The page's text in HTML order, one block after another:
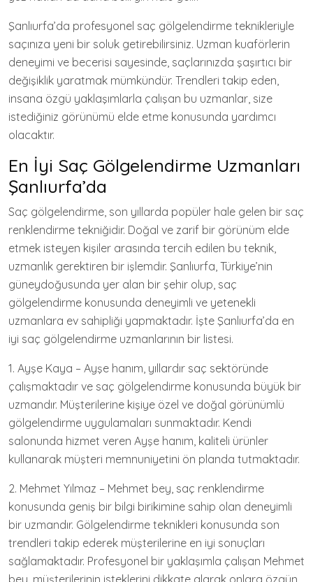
Şanlıurfa’da profesyonel saç gölgelendirme teknikleriyle
saçınıza yeni bir soluk getirebilirsiniz. Uzman kuaförlerin
deneyimi ve becerisi sayesinde, saçlarınızda şaşırtıcı bir
değişiklik yaratmak mümkündür. Trendleri takip eden,
insana özgü yaklaşımlarla çalışan bu uzmanlar, size
istediğiniz görünümü elde etme konusunda yardımcı
olacaktır.
En İyi Saç Gölgelendirme Uzmanları
Şanlıurfa’da
Saç gölgelendirme, son yıllarda popüler hale gelen bir saç
renklendirme tekniğidir. Doğal ve zarif bir görünüm elde
etmek isteyen kişiler arasında tercih edilen bu teknik,
uzmanlık gerektiren bir işlemdir. Şanlıurfa, Türkiye’nin
güneydoğusunda yer alan bir şehir olup, saç
gölgelendirme konusunda deneyimli ve yetenekli
uzmanlara ev sahipliği yapmaktadır. İşte Şanlıurfa’da en
iyi saç gölgelendirme uzmanlarının bir listesi.
1. Ayşe Kaya – Ayşe hanım, yıllardır saç sektöründe
çalışmaktadır ve saç gölgelendirme konusunda büyük bir
uzmandır. Müşterilerine kişiye özel ve doğal görünümlü
gölgelendirme uygulamaları sunmaktadır. Kendi
salonunda hizmet veren Ayşe hanım, kaliteli ürünler
kullanarak müşteri memnuniyetini ön planda tutmaktadır.
2. Mehmet Yılmaz – Mehmet bey, saç renklendirme
konusunda geniş bir bilgi birikimine sahip olan deneyimli
bir uzmandır. Gölgelendirme teknikleri konusunda son
trendleri takip ederek müşterilerine en iyi sonuçları
sağlamaktadır. Profesyonel bir yaklaşımla çalışan Mehmet